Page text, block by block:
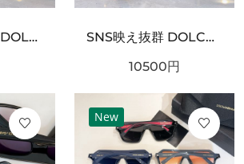
ギフトにも最適 DOLCE＆GABBANA ドルチェ＆ガッバーナ コピー サングラス ファッション好き必見
SNS映え抜群 DOLCE＆GABBANA ドルチェ＆ガッバーナ コピー サングラス スタイリッシュなスタイル
10500円
New